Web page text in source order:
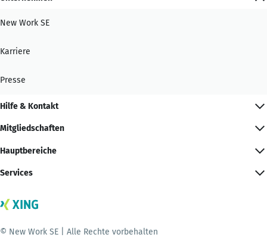
New Work SE
Karriere
Presse
Hilfe & Kontakt
Mitgliedschaften
Hauptbereiche
Services
© New Work SE | Alle Rechte vorbehalten